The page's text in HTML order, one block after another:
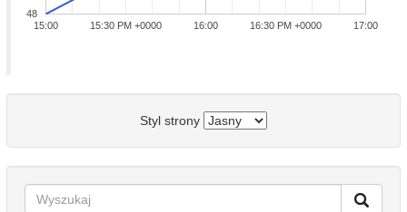
15:00 16:00 17:00
15:30 PM +0000 16:30 PM +0000
48
Styl strony